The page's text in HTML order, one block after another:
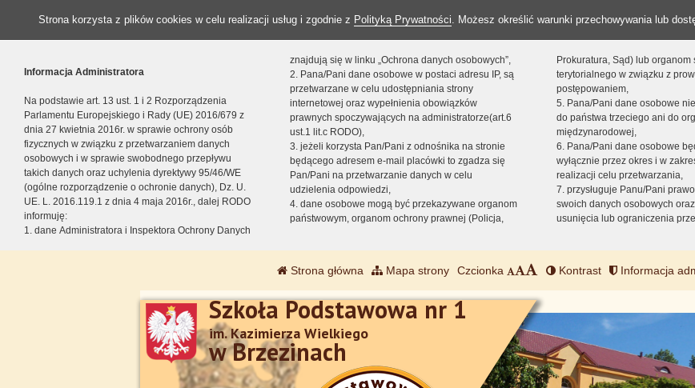
Strona korzysta z plików cookies w celu realizacji usług i zgodnie z Polityką Prywatności. Możesz określić warunki przechowywania lub
Informacja Administratora
Na podstawie art. 13 ust. 1 i 2 Rozporządzenia
Parlamentu Europejskiego i Rady (UE) 2016/679 z
dnia 27 kwietnia 2016r. w sprawie ochrony osób
fizycznych w związku z przetwarzaniem danych
osobowych i w sprawie swobodnego przepływu
takich danych oraz uchylenia dyrektywy 95/46/WE
(ogólne rozporządzenie o ochronie danych), Dz. U.
UE. L. 2016.119.1 z dnia 4 maja 2016r., dalej RODO
informuję:
1. dane Administratora i Inspektora Ochrony Danych
znajdują się w linku „Ochrona danych osobowych”,
2. Pana/Pani dane osobowe w postaci adresu IP, są
przetwarzane w celu udostępniania strony
internetowej oraz wypełnienia obowiązków
prawnych spoczywających na administratorze(art.6
ust.1 lit.c RODO),
3. jeżeli korzysta Pan/Pani z odnośnika na stronie
będącego adresem e-mail placówki to zgadza się
Pan/Pani na przetwarzanie danych w celu
udzielenia odpowiedzi,
4. dane osobowe mogą być przekazywane organom
państwowym, organom ochrony prawnej (Policja,
Prokuratura, Sąd) lub organom
terytorialnego w związku z
postępowaniem,
5. Pana/Pani dane osobowe
do państwa trzeciego ani do
międzynarodowej,
6. Pana/Pani dane osobowe
wyłącznie przez okres i w
realizacji celu przetwarzania,
7. przysługuje Panu/Pani
swoich danych osobowych
usunięcia lub ograniczenia
Strona główna Mapa strony Czcionka Kontrast Informacja
Szkoła Podstawowa nr 1
im. Kazimierza Wielkiego
w Brzezinach